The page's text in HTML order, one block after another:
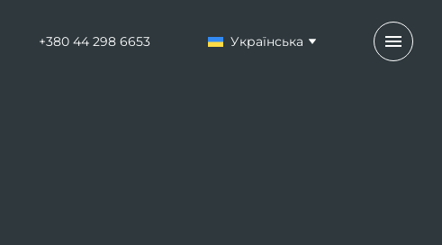
+380 44 298 6653 Українська